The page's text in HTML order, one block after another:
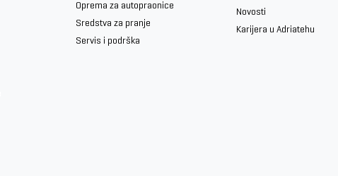
Oprema za autopraonice
Sredstva za pranje
Servis i podrška
Novosti
Karijera u Adriatehu